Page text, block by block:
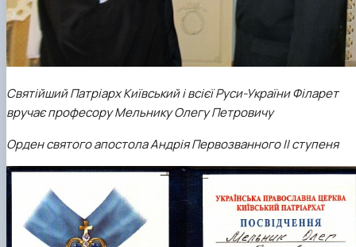
Святійший Патріарх Київський і всієї Руси-України Філарет
вручає професору Мельнику Олегу Петровичу
Орден святого апостола Андрія Первозванного II ступеня